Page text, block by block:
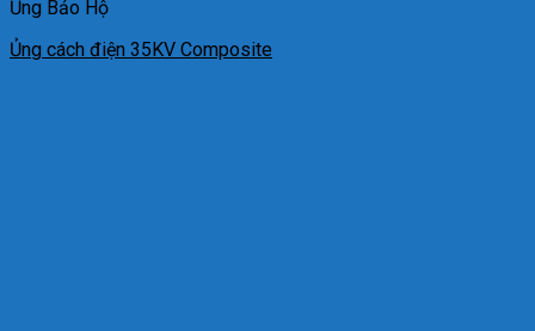
Ủng Bảo Hộ
Ủng cách điện 35KV Composite